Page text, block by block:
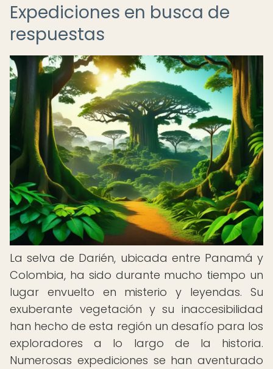
Expediciones en busca de
respuestas
La selva de Darién, ubicada entre Panamá y
Colombia, ha sido durante mucho tiempo un
lugar envuelto en misterio y leyendas. Su
exuberante vegetación y su inaccesibilidad
han hecho de esta región un desafío para los
exploradores a lo largo de la historia.
Numerosas expediciones se han aventurado